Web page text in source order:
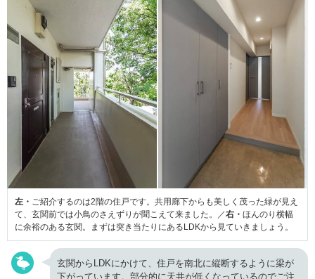
左・ ご紹介するのは2階の住戸です。共用廊下からも美しく茂った緑が見え
て、玄関前では小鳥のさえずりが聞こえて来ました。／右・ ほんのり横幅
に余裕のある玄関。まずは突き当たりにあるLDKから見ていきましょう。
玄関からLDKにかけて、住戸を南北に縦断するように梁が
下がっています。部分的に天井が低くなっているのでご注